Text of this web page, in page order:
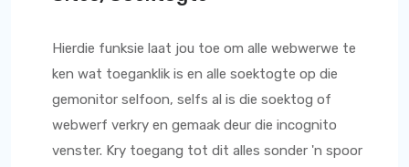
Hierdie funksie laat jou toe om alle webwerwe te
ken wat toeganklik is en alle soektogte op die
gemonitor selfoon, selfs al is die soektog of
webwerf verkry en gemaak deur die incognito
venster. Kry toegang tot dit alles sonder 'n spoor